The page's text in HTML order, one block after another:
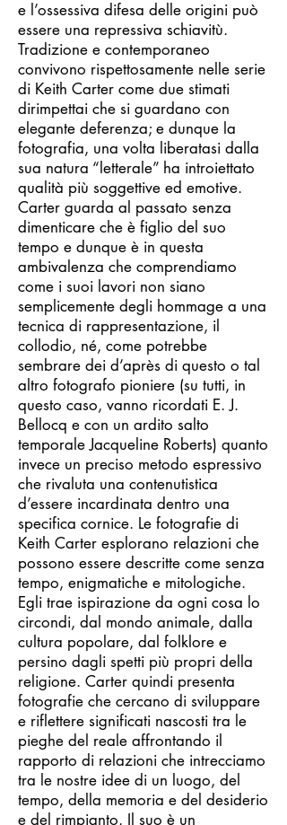
e l’ossessiva difesa delle origini può
essere una repressiva schiavitù.
Tradizione e contemporaneo
convivono rispettosamente nelle serie
di Keith Carter come due stimati
dirimpettai che si guardano con
elegante deferenza; e dunque la
fotografia, una volta liberatasi dalla
sua natura “letterale” ha introiettato
qualità più soggettive ed emotive.
Carter guarda al passato senza
dimenticare che è figlio del suo
tempo e dunque è in questa
ambivalenza che comprendiamo
come i suoi lavori non siano
semplicemente degli hommage a una
tecnica di rappresentazione, il
collodio, né, come potrebbe
sembrare dei d’après di questo o tal
altro fotografo pioniere (su tutti, in
questo caso, vanno ricordati E. J.
Bellocq e con un ardito salto
temporale Jacqueline Roberts) quanto
invece un preciso metodo espressivo
che rivaluta una contenutistica
d’essere incardinata dentro una
specifica cornice. Le fotografie di
Keith Carter esplorano relazioni che
possono essere descritte come senza
tempo, enigmatiche e mitologiche.
Egli trae ispirazione da ogni cosa lo
circondi, dal mondo animale, dalla
cultura popolare, dal folklore e
persino dagli spetti più propri della
religione. Carter quindi presenta
fotografie che cercano di sviluppare
e riflettere significati nascosti tra le
pieghe del reale affrontando il
rapporto di relazioni che intrecciamo
tra le nostre idee di un luogo, del
tempo, della memoria e del desiderio
e del rimpianto. Il suo è un